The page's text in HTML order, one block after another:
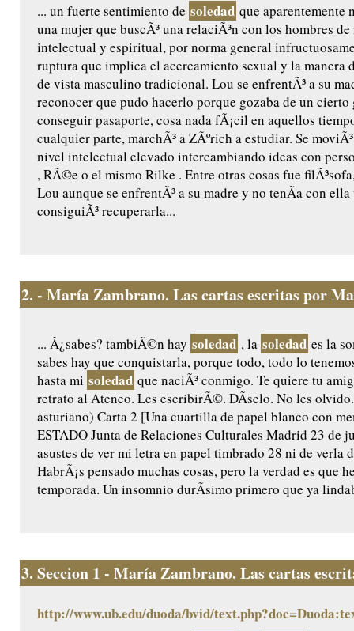
... un fuerte sentimiento de soledad que aparentemente
una mujer que buscÃ³ una relaciÃ³n con los hombres
intelectual y espiritual, por norma general
ruptura que implica el acercamiento sexual y la manera
de vista masculino tradicional. Lou se enfrentÃ³ a su
reconocer que pudo hacerlo porque gozaba de un
conseguir pasaporte, cosa nada fÃ¡cil en aquellos
cualquier parte, marchÃ³ a ZÃºrich a estudiar. Se
nivel intelectual elevado intercambiando ideas con
, RÃ©e o el mismo Rilke . Entre otras cosas fue
Lou aunque se enfrentÃ³ a su madre y no tenÃ­a con
consiguiÃ³ recuperarla...
2. - María Zambrano. Las cartas escritas por
... Â¿sabes? tambiÃ©n hay soledad , la soledad es la
sabes hay que conquistarla, porque todo, todo lo
hasta mi soledad que naciÃ³ conmigo. Te quiere tu
retrato al Ateneo. Les escribirÃ©. DÃ­selo. No les
asturiano) Carta 2 [Una cuartilla de papel blanco con
ESTADO Junta de Relaciones Culturales Madrid 23 de
asustes de ver mi letra en papel timbrado 28 ni de verla
HabrÃ¡s pensado muchas cosas, pero la verdad es que
temporada. Un insomnio durÃ­simo primero que ya
3. Seccion 1 - María Zambrano. Las cartas
http://www.ub.edu/duoda/bvid/